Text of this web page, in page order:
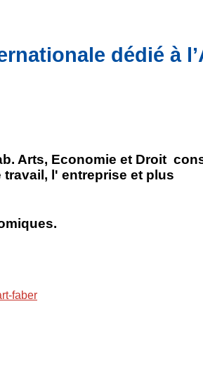
dédié à
Arts, Economie et Droit
l' entreprise et plus
faber